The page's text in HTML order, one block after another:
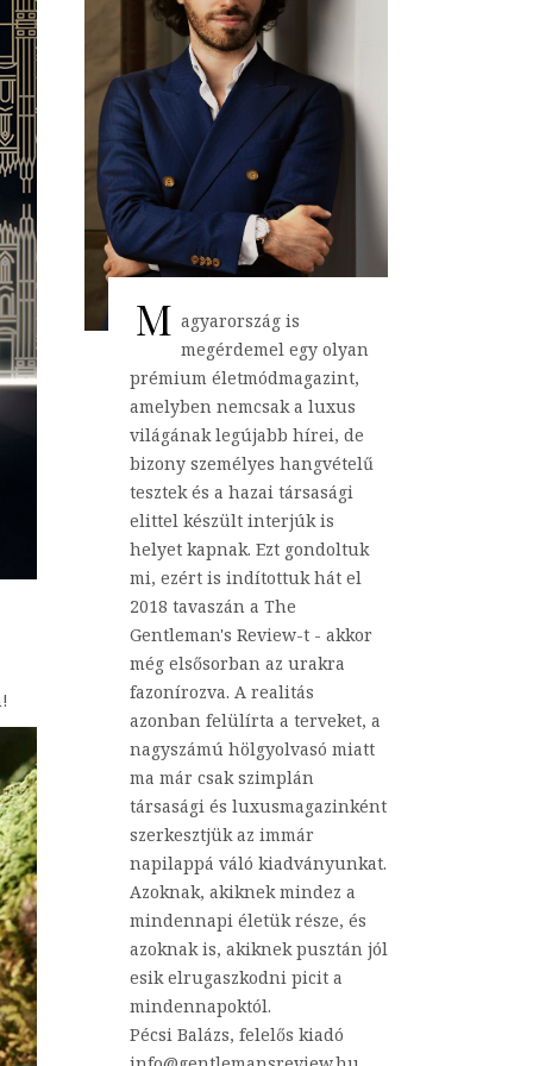
M agyarország is
megérdemel egy olyan
prémium életmódmagazint,
amelyben nemcsak a luxus
világának legújabb hírei, de
bizony személyes hangvételű
tesztek és a hazai társasági
elittel készült interjúk is
helyet kapnak. Ezt gondoltuk
mi, ezért is indítottuk hát el
2018 tavaszán a The
Gentleman's Review-t - akkor
még elsősorban az urakra
fazonírozva. A realitás
azonban felülírta a terveket, a
nagyszámú hölgyolvasó miatt
ma már csak szimplán
társasági és luxusmagazinként
szerkesztjük az immár
napilappá váló kiadványunkat.
Azoknak, akiknek mindez a
mindennapi életük része, és
azoknak is, akiknek pusztán jól
esik elrugaszkodni picit a
mindennapoktól.
Pécsi Balázs, felelős kiadó